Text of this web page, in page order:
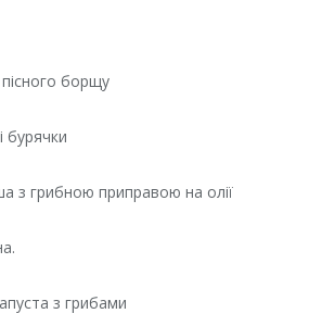
борщу
бурячки
з грибною приправою на олії
з грибами